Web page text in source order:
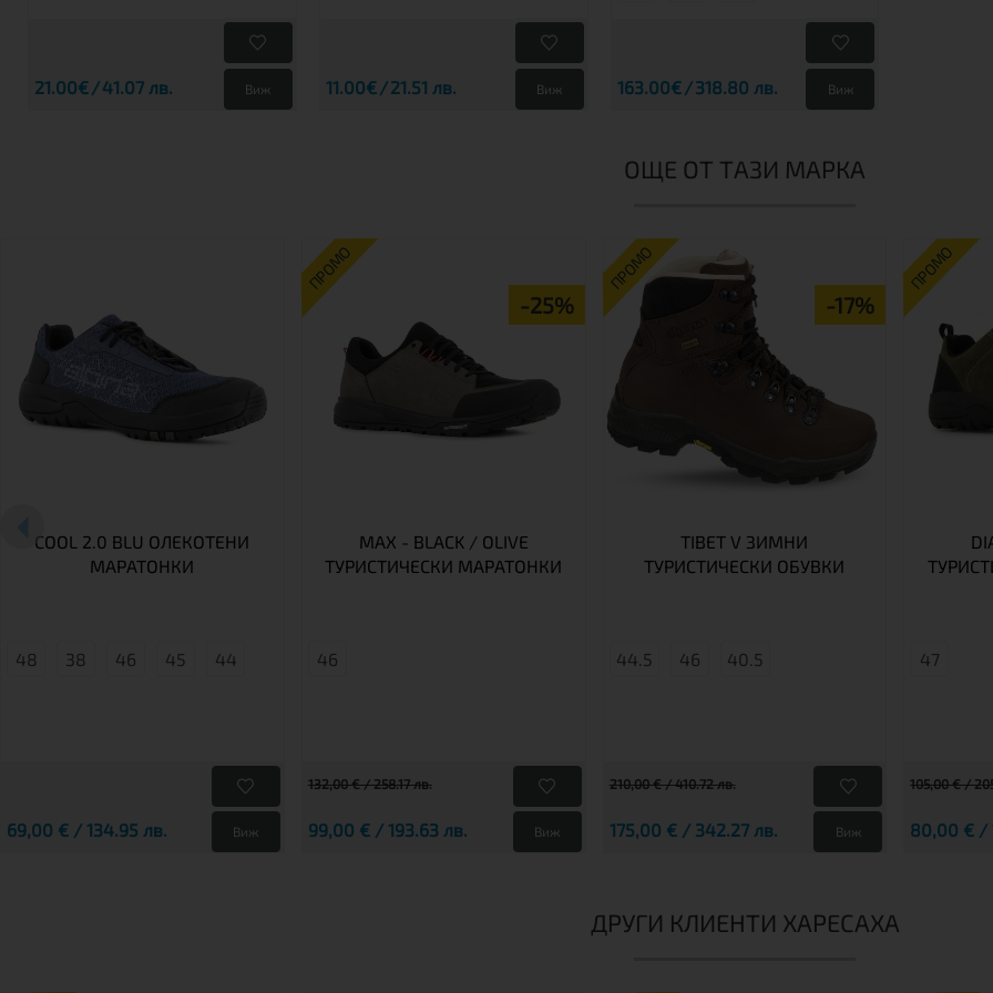
21.00€ 41.07 лв. Виж 11.00€ 21.51 лв. Виж 163.00€ 318.80 лв. Виж
ОЩЕ ОТ ТАЗИ МАРКА
COOL 2.0 BLU ОЛЕКОТЕНИ
МАРАТОНКИ
48 38 46 45 44
69,00 € / 134.95 лв. Виж
ПРОМО
-25%
MAX - BLACK / OLIVE
ТУРИСТИЧЕСКИ МАРАТОНКИ
46
132,00 € / 258.17 лв.
99,00 € / 193.63 лв. Виж
ПРОМО
-17%
TIBET V ЗИМНИ
ТУРИСТИЧЕСКИ ОБУВКИ
44.5 46 40.5
210,00 € / 410.72 лв.
175,00 € / 342.27 лв. Виж
ПРОМО
47
105,00 € /
80,00 € /
ДРУГИ КЛИЕНТИ ХАРЕСАХА